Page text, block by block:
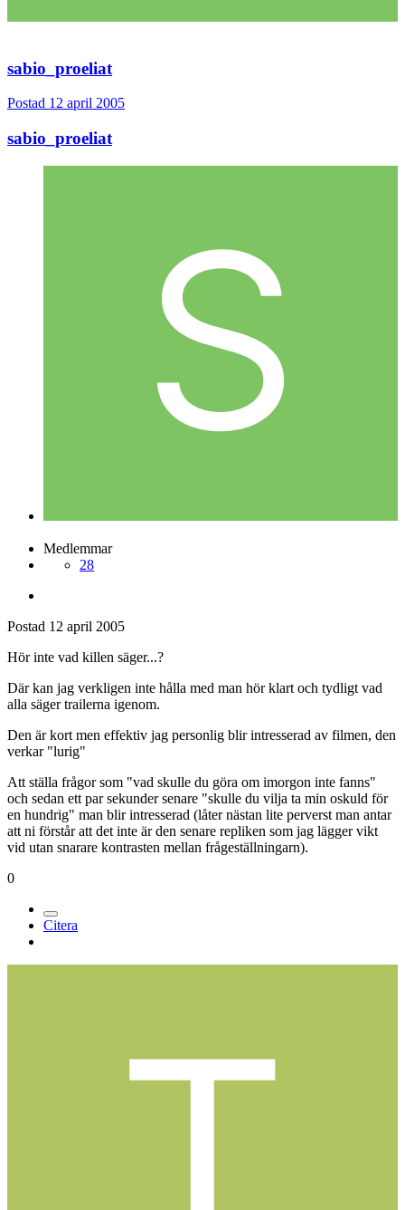
Medlemmar
28
Postad
Där kan jag verkligen inte hålla med man hör klart och tydligt vad
en hundrig" man blir intresserad (låter nästan lite perverst man antar
att ni förstår att det inte är den senare repliken som jag lägger vikt